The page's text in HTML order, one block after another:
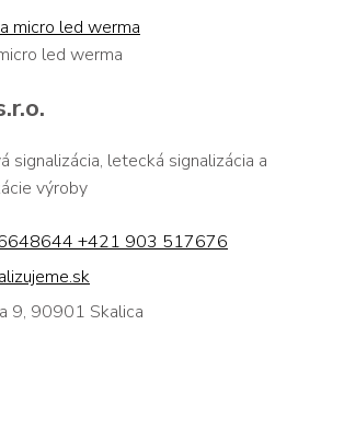
led werma
signalizácia, letecká signalizácia a
výroby
+421 903 517676
9, 90901 Skalica